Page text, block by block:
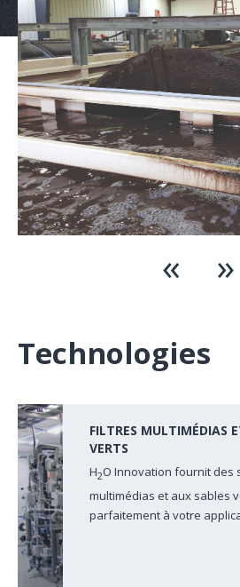
Technologies
FILTRES MULTIMÉDIAS
VERTS
H2O Innovation fournit des
multimédias et aux sables
parfaitement à votre